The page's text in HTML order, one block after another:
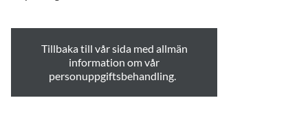
Tillbaka till vår sida med allmän
information om vår
personuppgiftsbehandling.